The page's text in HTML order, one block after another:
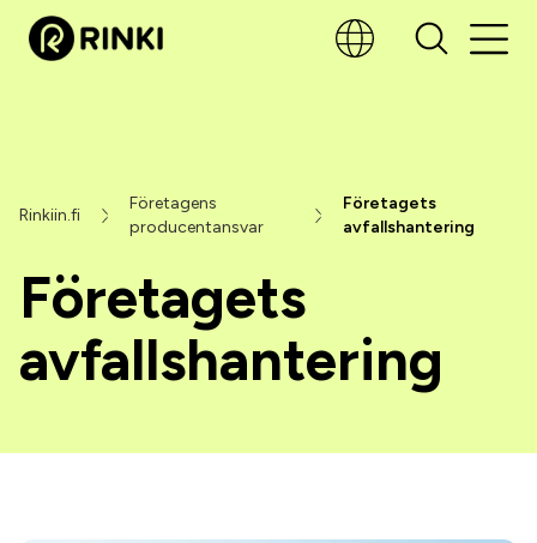
Företagets
avfallshantering
Rinkiin.fi
Företagens
producentansvar
Företagets
avfallshantering